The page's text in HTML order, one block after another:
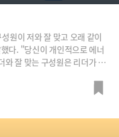
원이 저와 잘 맞고 오래 같이
다. "당신이 개인적으로 에너
와 잘 맞는 구성원은 리더가 에
를 제시하고, 리더가 마음이